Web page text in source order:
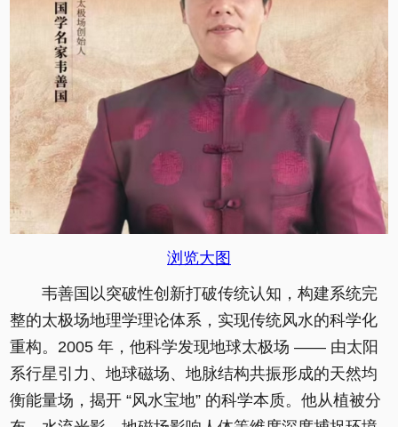
浏览大图
韦善国以突破性创新打破传统认知，构建系统完
整的太极场地理学理论体系，实现传统风水的科学化
重构。2005 年，他科学发现地球太极场 —— 由太阳
系行星引力、地球磁场、地脉结构共振形成的天然均
衡能量场，揭开 “风水宝地” 的科学本质。他从植被分